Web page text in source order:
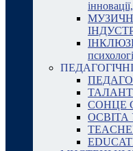
СОНЦЕ
ОСВІТА